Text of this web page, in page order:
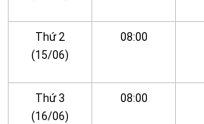
Thứ 2
(15/06)
08:00
Thứ 3
(16/06)
08:00